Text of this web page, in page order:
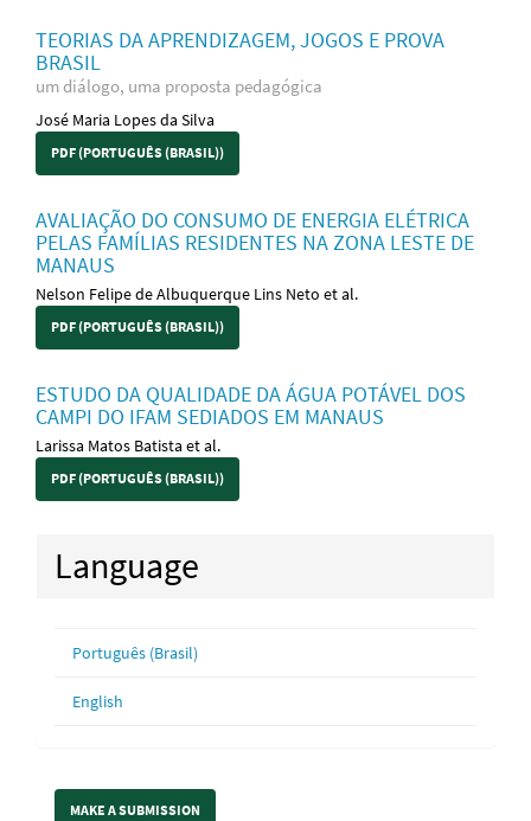
TEORIAS DA APRENDIZAGEM, JOGOS E PROVA
BRASIL
um diálogo, uma proposta pedagógica
José Maria Lopes da Silva
PDF (PORTUGUÊS (BRASIL))
AVALIAÇÃO DO CONSUMO DE ENERGIA ELÉTRICA
PELAS FAMÍLIAS RESIDENTES NA ZONA LESTE DE
MANAUS
Nelson Felipe de Albuquerque Lins Neto et al.
PDF (PORTUGUÊS (BRASIL))
ESTUDO DA QUALIDADE DA ÁGUA POTÁVEL DOS
CAMPI DO IFAM SEDIADOS EM MANAUS
Larissa Matos Batista et al.
PDF (PORTUGUÊS (BRASIL))
Language
Português (Brasil)
English
Make
MAKE A SUBMISSION